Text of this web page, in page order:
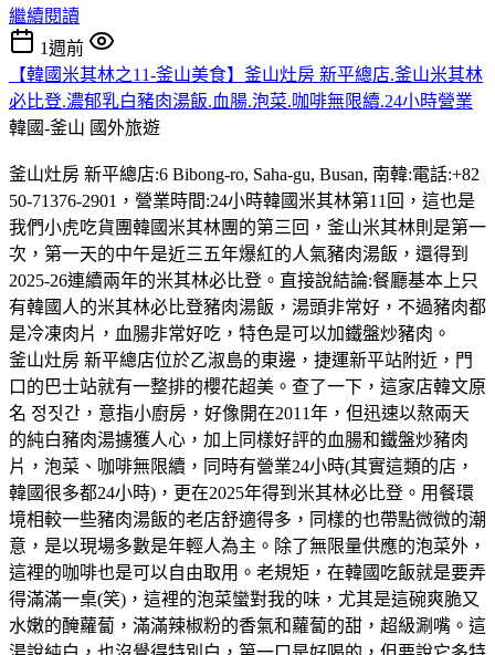
繼續閱讀
1週前
【韓國米其林之11-釜山美食】釜山灶房 新平總店.釜山米其林
必比登.濃郁乳白豬肉湯飯.血腸.泡菜.咖啡無限續.24小時營業
韓國-釜山 國外旅遊
釜山灶房 新平總店:6 Bibong-ro, Saha-gu, Busan, 南韓:電話:+82
50-71376-2901，營業時間:24小時韓國米其林第11回，這也是
我們小虎吃貨團韓國米其林團的第三回，釜山米其林則是第一
次，第一天的中午是近三五年爆紅的人氣豬肉湯飯，還得到
2025-26連續兩年的米其林必比登。直接說結論:餐廳基本上只
有韓國人的米其林必比登豬肉湯飯，湯頭非常好，不過豬肉都
是冷凍肉片，血腸非常好吃，特色是可以加鐵盤炒豬肉。
釜山灶房 新平總店位於乙淑島的東邊，捷運新平站附近，門
口的巴士站就有一整排的櫻花超美。查了一下，這家店韓文原
名 정짓간，意指小廚房，好像開在2011年，但迅速以熬兩天
的純白豬肉湯擄獲人心，加上同樣好評的血腸和鐵盤炒豬肉
片，泡菜、咖啡無限續，同時有營業24小時(其實這類的店，
韓國很多都24小時)，更在2025年得到米其林必比登。用餐環
境相較一些豬肉湯飯的老店舒適得多，同樣的也帶點微微的潮
意，是以現場多數是年輕人為主。除了無限量供應的泡菜外，
這裡的咖啡也是可以自由取用。老規矩，在韓國吃飯就是要弄
得滿滿一桌(笑)，這裡的泡菜蠻對我的味，尤其是這碗爽脆又
水嫩的醃蘿蔔，滿滿辣椒粉的香氣和蘿蔔的甜，超級涮嘴。這